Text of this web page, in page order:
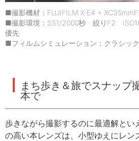
■撮影機材：FUJIFILM X-E4 +
■撮影環境：SS1/2000秒 絞りF2
優先
■フィルムシミュレーション：クラシッ
まち歩き＆旅でスナップ
本で
歩きながら撮影するのに最適解とい
の高い本レンズは、小型ゆえにレン